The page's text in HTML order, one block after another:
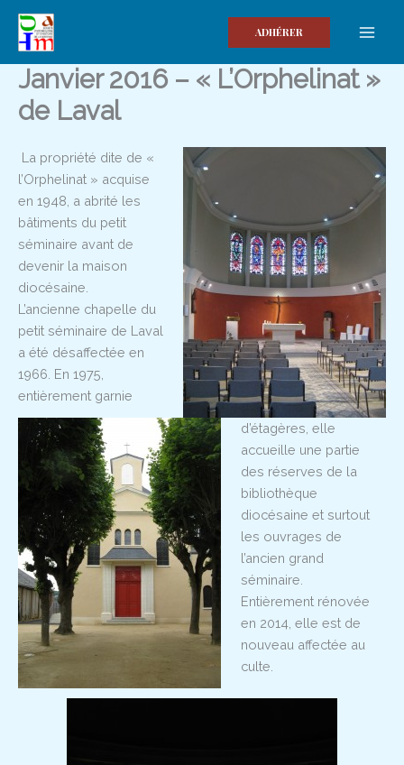
contenu
ADHÉRER
Janvier 2016 – « L’Orphelinat »
de Laval
La propriété dite de «
l’Orphelinat » acquise
en 1948, a abrité les
bâtiments du petit
séminaire avant de
devenir la maison
diocésaine.
L’ancienne chapelle du
petit séminaire de Laval
a été désaffectée en
1966. En 1975,
entièrement garnie
d’étagères, elle
accueille une partie
des réserves de la
bibliothèque
diocésaine et surtout
les ouvrages de
l’ancien grand
séminaire.
Entièrement rénovée
en 2014, elle est de
nouveau affectée au
culte.